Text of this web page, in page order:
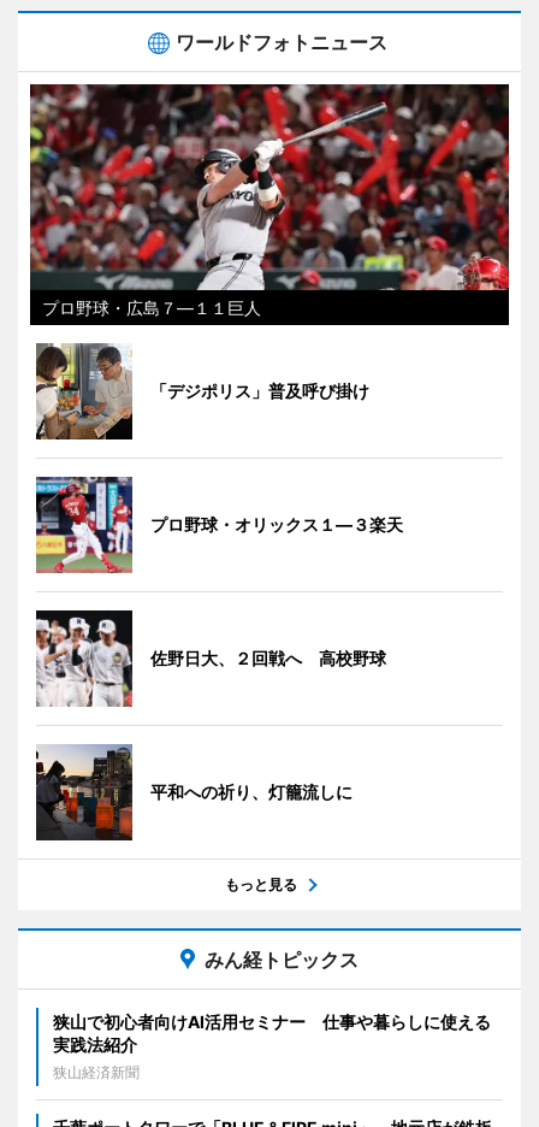
ワールドフォトニュース
プロ野球・広島７―１１巨人
「デジポリス」普及呼び掛け
プロ野球・オリックス１―３楽天
佐野日大、２回戦へ 高校野球
平和への祈り、灯籠流しに
もっと見る
みん経トピックス
狭山で初心者向けAI活用セミナー 仕事や暮らしに使える
実践法紹介
狭山経済新聞